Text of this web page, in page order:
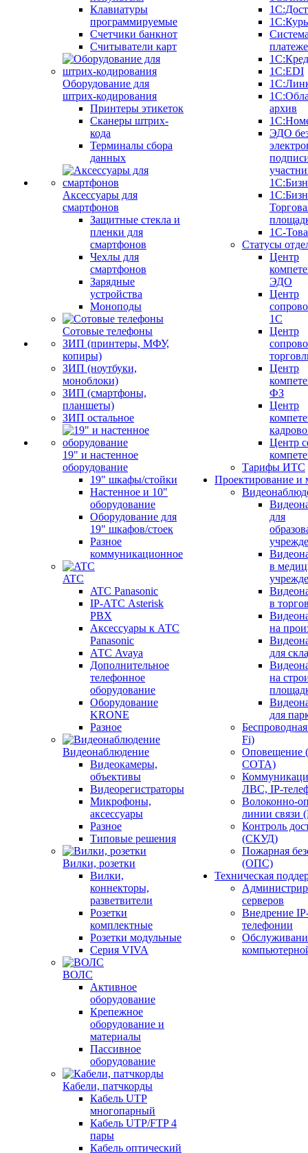
Клавиатуры
программируемые
Счетчики банкнот
Считыватели карт
Оборудование для
штрих-кодирования
Принтеры этикеток
Сканеры штрих-
кода
Терминалы сбора
данных
Аксессуары для
смартфонов
Защитные стекла и
пленки для
смартфонов
Чехлы для
смартфонов
Зарядные
устройства
Моноподы
Сотовые телефоны
ЗИП (принтеры, МФУ,
копиры)
ЗИП (ноутбуки,
моноблоки)
ЗИП (смартфоны,
планшеты)
ЗИП остальное
19" и настенное
оборудование
19" шкафы/стойки
Настенное и 10"
оборудование
Оборудование для
19" шкафов/стоек
Разное
коммуникационное
ATC
ATC Panasonic
IP-АТС Asterisk
PBX
Аксессуары к АТС
Panasonic
АТС Avaya
Дополнительное
телефонное
оборудование
Оборудование
KRONE
Разное
Видеонаблюдение
Видеокамеры,
объективы
Видеорегистраторы
Микрофоны,
аксессуары
Разное
Типовые решения
Вилки, розетки
Вилки,
коннекторы,
разветвители
Розетки
комплектные
Розетки модульные
Серия VIVA
ВОЛС
Активное
оборудование
Крепежное
оборудование и
материалы
Пассивное
оборудование
Кабели, патчкорды
Кабель UTP
многопарный
Кабель UTP/FTP 4
пары
Кабель оптический
1С:EDI
архив
ЭДО
1С-
Статусы
Центр
ЭДО
Центр
1С
Центр
Центр
ФЗ
Центр
Центр
Тарифы ИТС
Проектирование и
для
в
в
на
для
на
для
Fi)
СОТА)
ЛВС, IP-
Волоконно-
линии
Контроль
(СКУД)
Пожарная
(ОПС)
Техническая
серверов
Внедрение
телефонии